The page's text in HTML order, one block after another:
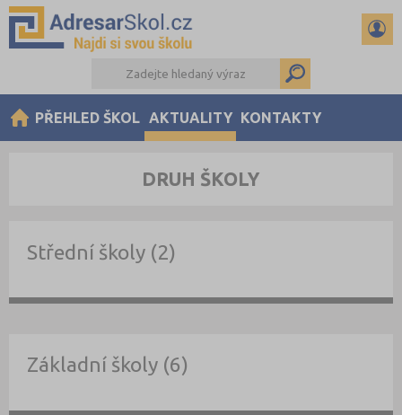
PŘEHLED ŠKOL AKTUALITY KONTAKTY
DRUH ŠKOLY
Střední školy (2)
Základní školy (6)